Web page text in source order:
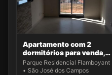
Apartamento com 2
dormitórios para venda,
49 m² por R$ 320.000,00
- Parque Residencial
Parque Residencial Flamboyant
• São José dos Campos